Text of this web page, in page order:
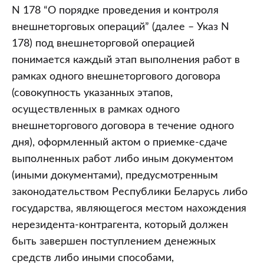
N 178 “О порядке проведения и контроля
внешнеторговых операций” (далее – Указ N
178) под внешнеторговой операцией
понимается каждый этап выполнения работ в
рамках одного внешнеторгового договора
(совокупность указанных этапов,
осуществленных в рамках одного
внешнеторгового договора в течение одного
дня), оформленный актом о приемке-сдаче
выполненных работ либо иным документом
(иными документами), предусмотренным
законодательством Республики Беларусь либо
государства, являющегося местом нахождения
нерезидента-контрагента, который должен
быть завершен поступлением денежных
средств либо иными способами,